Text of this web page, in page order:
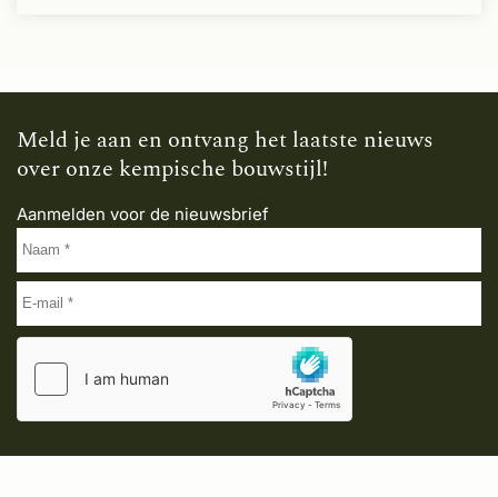
Meld je aan en ontvang het laatste nieuws
over onze kempische bouwstijl!
Aanmelden voor de nieuwsbrief